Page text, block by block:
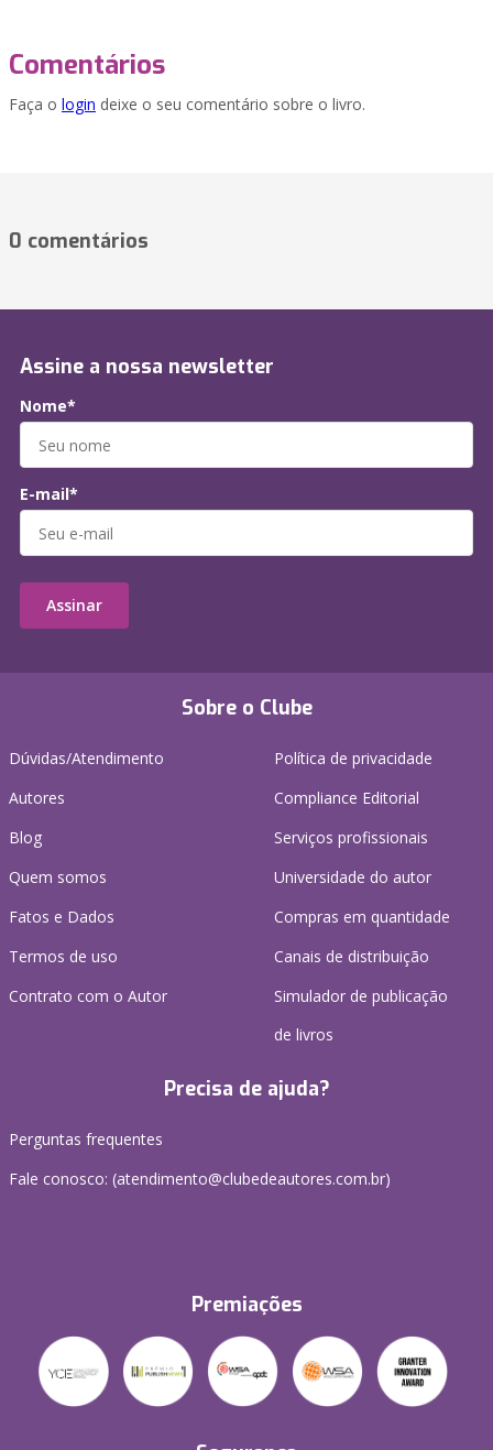
Comentários
Faça o login deixe o seu comentário sobre o livro.
0 comentários
Sobre o Clube
Dúvidas/Atendimento
Autores
Blog
Quem somos
Fatos e Dados
Termos de uso
Contrato com o Autor
Política de privacidade
Compliance Editorial
Serviços profissionais
Universidade do autor
Compras em quantidade
Canais de distribuição
Simulador de publicação
de livros
Precisa de ajuda?
Perguntas frequentes
Fale conosco: (atendimento@clubedeautores.com.br)
Premiações
Assine a nossa newsletter
Nome*
E-mail*
Assinar